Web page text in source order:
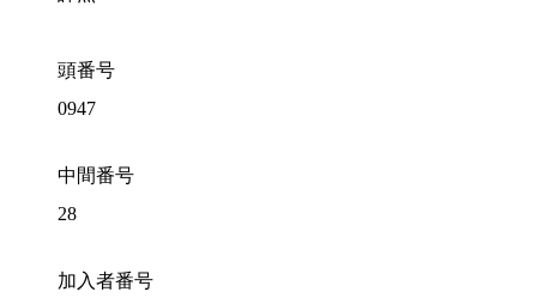
頭番号
0947
中間番号
28
加入者番号